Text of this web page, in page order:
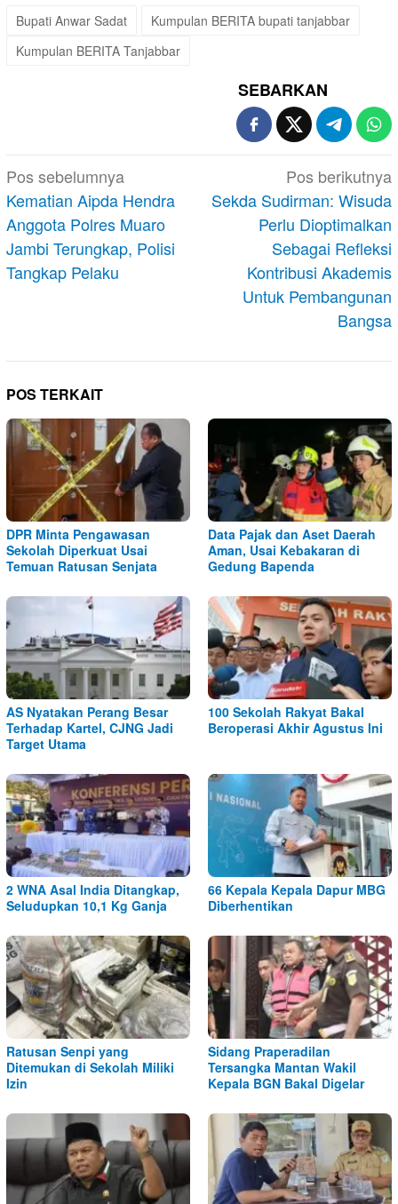
Bupati Anwar Sadat
Kumpulan BERITA bupati tanjabbar
Kumpulan BERITA Tanjabbar
SEBARKAN
Navigasi
pos
Pos sebelumnya
Kematian Aipda Hendra
Anggota Polres Muaro
Jambi Terungkap, Polisi
Tangkap Pelaku
Pos berikutnya
Sekda Sudirman: Wisuda
Perlu Dioptimalkan
Sebagai Refleksi
Kontribusi Akademis
Untuk Pembangunan
Bangsa
POS TERKAIT
DPR Minta Pengawasan
Sekolah Diperkuat Usai
Temuan Ratusan Senjata
Data Pajak dan Aset Daerah
Aman, Usai Kebakaran di
Gedung Bapenda
AS Nyatakan Perang Besar
Terhadap Kartel, CJNG Jadi
Target Utama
100 Sekolah Rakyat Bakal
Beroperasi Akhir Agustus Ini
2 WNA Asal India Ditangkap,
Seludupkan 10,1 Kg Ganja
66 Kepala Kepala Dapur MBG
Diberhentikan
Ratusan Senpi yang
Ditemukan di Sekolah Miliki
Izin
Sidang Praperadilan
Tersangka Mantan Wakil
Kepala BGN Bakal Digelar